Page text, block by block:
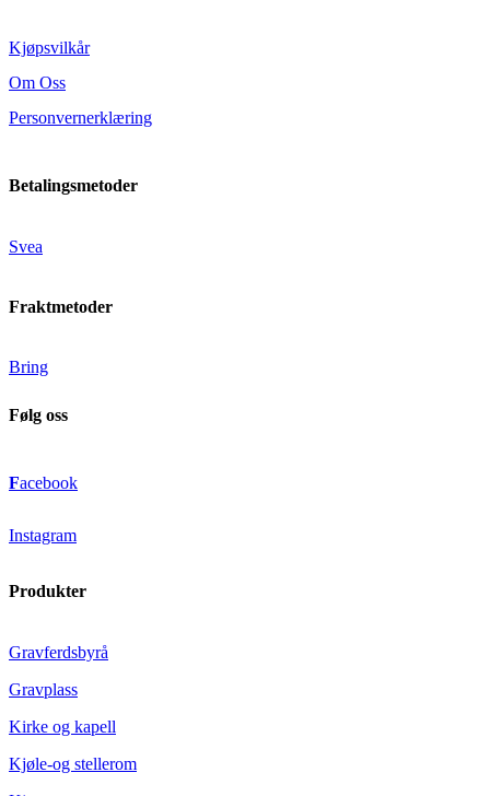
Kjøpsvilkår
Om Oss
Personvernerklæring
Betalingsmetoder
Svea
Fraktmetoder
Bring
Følg oss
Facebook
Instagram
Produkter
Gravferdsbyrå
Gravplass
Kirke og kapell
Kjøle-og stellerom